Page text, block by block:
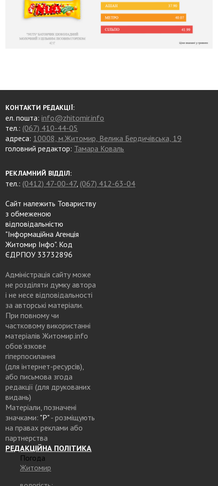
КОНТАКТИ РЕДАКЦІЇ:
ел. пошта:info@zhitomir.info
тел.: (067) 410-44-05
адреса: 10008, м.Житомир, Велика Бердичівська, 19
головний редактор: Тамара Коваль
РЕКЛАМНИЙ ВІДДІЛ:
тел.: (0412) 47-00-47, (067) 412-63-04
Сайт належить Товариству
з обмеженою
відповідальністю
"Інформаційна Агенція
Житомир Інфо". Код
ЄДРПОУ 33732896
Адміністрація сайту може
не розділяти думку автора
і не несе відповідальності
за авторські матеріали.
При повному чи
частковому використанні
матеріалів Житомир.info
обов’язкове
гіперпосилання
(для інтернет-ресурсів),
або письмова згода
редакції (для друкованих
видань)
Матеріали, позначені
значками: "Р"- розміщують
на правах реклами або
партнерства
РЕДАКЦІЙНА ПОЛІТИКА
Погода
Житомир